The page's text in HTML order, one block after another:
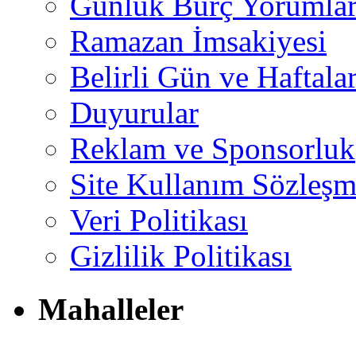
Ramazan İmsakiyesi
Belirli Gün ve
Duyurular
Reklam ve Sponsorluk
Site Kullanım
Veri Politikası
Gizlilik Politikası
Mahalleler